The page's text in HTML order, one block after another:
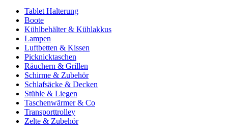
Tablet Halterung
Boote
Kühlbehälter & Kühlakkus
Lampen
Luftbetten & Kissen
Picknicktaschen
Räuchern & Grillen
Schirme & Zubehör
Schlafsäcke & Decken
Stühle & Liegen
Taschenwärmer & Co
Transporttrolley
Zelte & Zubehör